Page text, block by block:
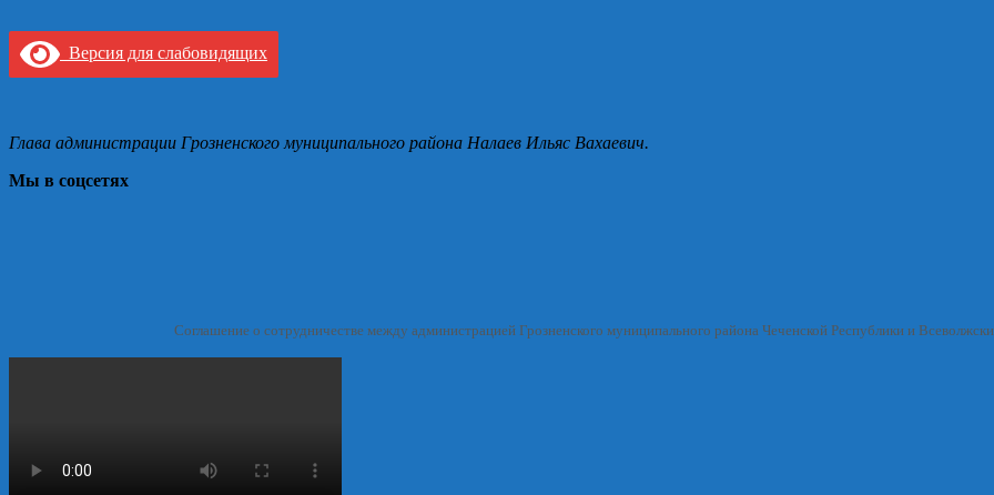
Версия для слабовидящих
Глава администрации Грозненского муниципального района Налаев Ильяс Вахаевич.
Мы в соцсетях
Соглашение о сотрудничестве между администрацией Грозненского муниципального района Чеченской Республики и